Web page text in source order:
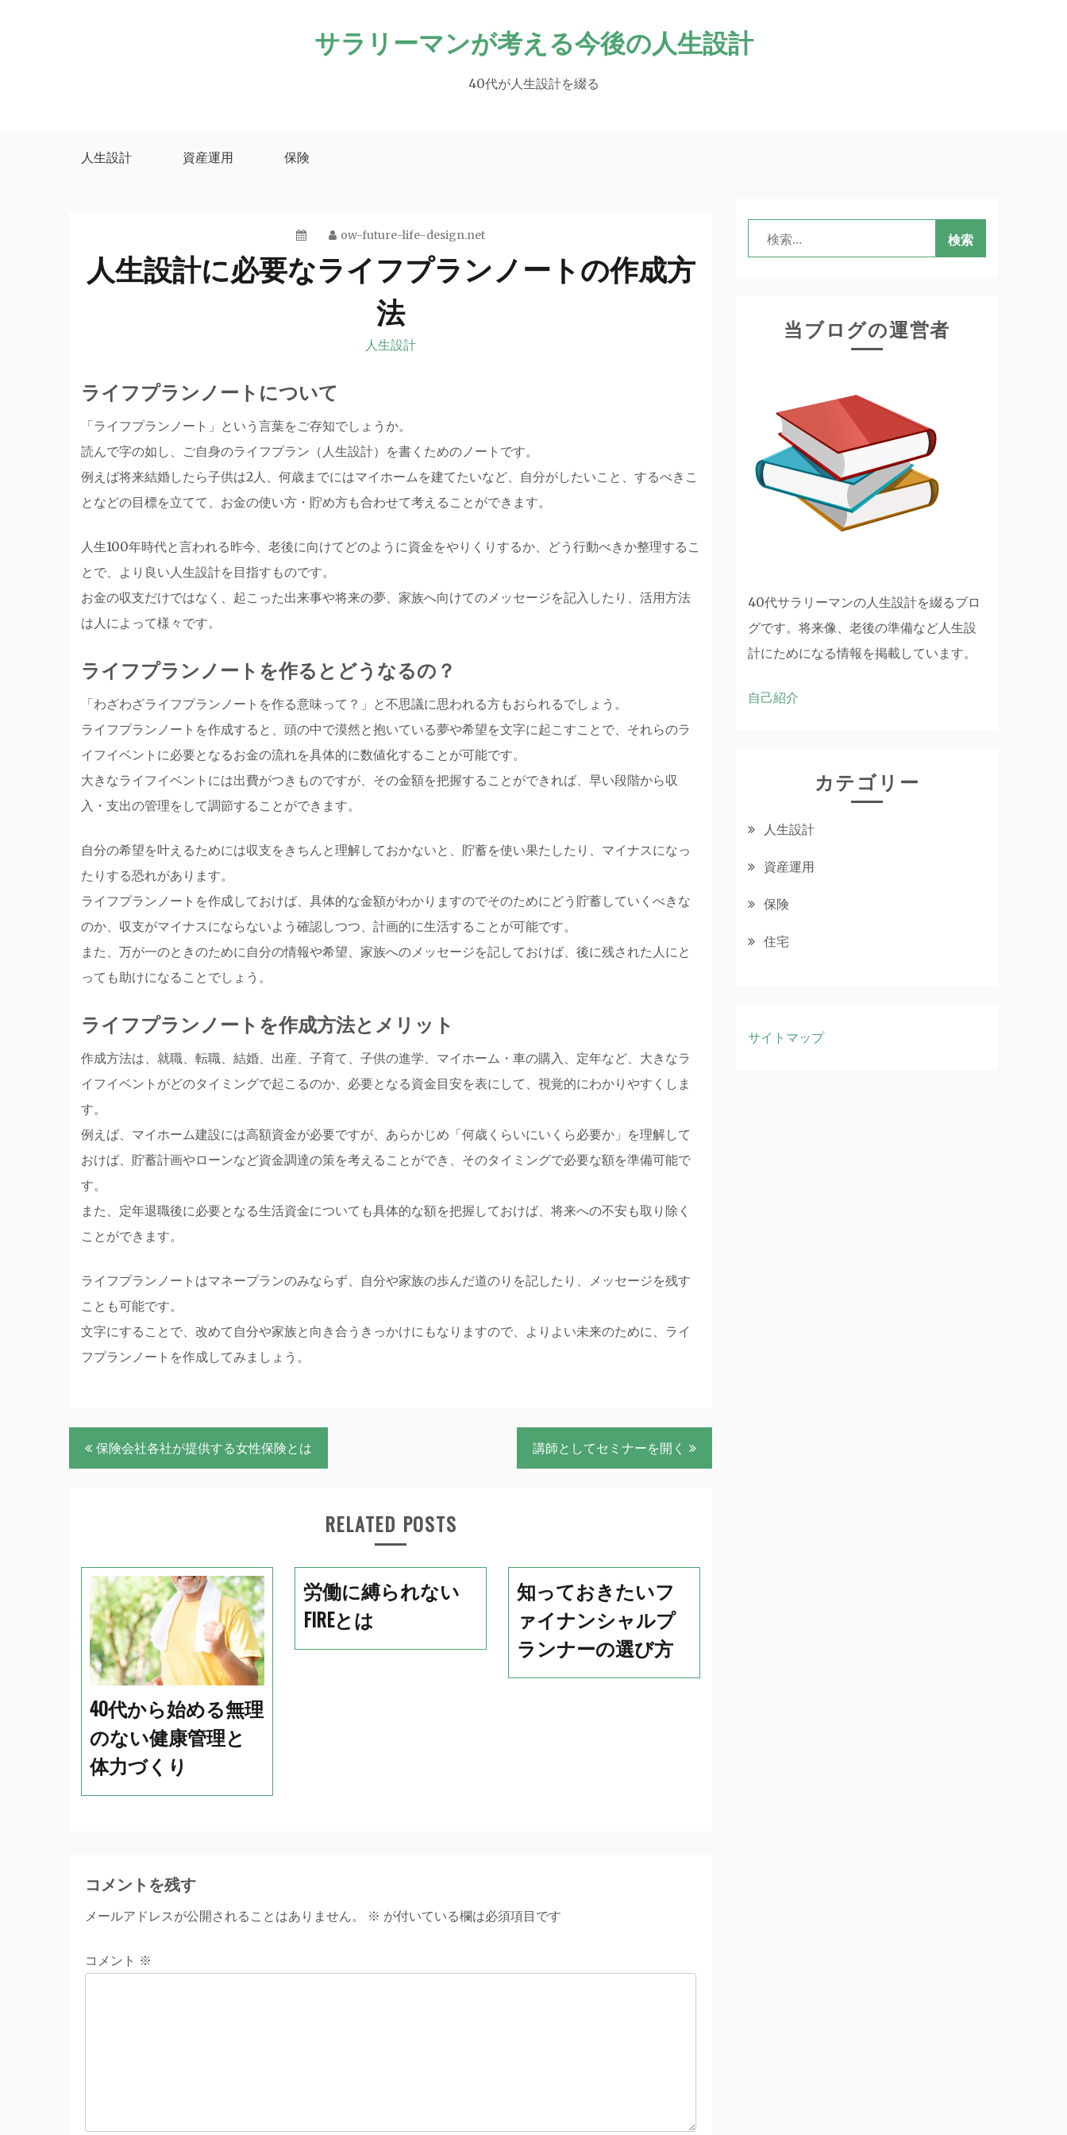
サラリーマンが考える今後の人生設計
40代が人生設計を綴る
人生設計 資産運用 保険
ow-future-life-design.net
人生設計に必要なライフプランノートの作成方
法
人生設計
ライフプランノートについて
「ライフプランノート」という言葉をご存知でしょうか。
読んで字の如し、ご自身のライフプラン（人生設計）を書くためのノートです。
例えば将来結婚したら子供は2人、何歳までにはマイホームを建てたいなど、自分がしたいこと、するべきこ
となどの目標を立てて、お金の使い方・貯め方も合わせて考えることができます。
人生100年時代と言われる昨今、老後に向けてどのように資金をやりくりするか、どう行動べきか整理するこ
とで、より良い人生設計を目指すものです。
お金の収支だけではなく、起こった出来事や将来の夢、家族へ向けてのメッセージを記入したり、活用方法
は人によって様々です。
ライフプランノートを作るとどうなるの？
「わざわざライフプランノートを作る意味って？」と不思議に思われる方もおられるでしょう。
ライフプランノートを作成すると、頭の中で漠然と抱いている夢や希望を文字に起こすことで、それらのラ
イフイベントに必要となるお金の流れを具体的に数値化することが可能です。
大きなライフイベントには出費がつきものですが、その金額を把握することができれば、早い段階から収
入・支出の管理をして調節することができます。
自分の希望を叶えるためには収支をきちんと理解しておかないと、貯蓄を使い果たしたり、マイナスになっ
たりする恐れがあります。
ライフプランノートを作成しておけば、具体的な金額がわかりますのでそのためにどう貯蓄していくべきな
のか、収支がマイナスにならないよう確認しつつ、計画的に生活することが可能です。
また、万が一のときのために自分の情報や希望、家族へのメッセージを記しておけば、後に残された人にと
っても助けになることでしょう。
ライフプランノートを作成方法とメリット
作成方法は、就職、転職、結婚、出産、子育て、子供の進学、マイホーム・車の購入、定年など、大きなラ
イフイベントがどのタイミングで起こるのか、必要となる資金目安を表にして、視覚的にわかりやすくしま
す。
例えば、マイホーム建設には高額資金が必要ですが、あらかじめ「何歳くらいにいくら必要か」を理解して
おけば、貯蓄計画やローンなど資金調達の策を考えることができ、そのタイミングで必要な額を準備可能で
す。
また、定年退職後に必要となる生活資金についても具体的な額を把握しておけば、将来への不安も取り除く
ことができます。
ライフプランノートはマネープランのみならず、自分や家族の歩んだ道のりを記したり、メッセージを残す
ことも可能です。
文字にすることで、改めて自分や家族と向き合うきっかけにもなりますので、よりよい未来のために、ライ
フプランノートを作成してみましょう。
投
稿
保険会社各社が提供する女性保険とは 講師としてセミナーを開く
RELATED POSTS
40代から始める無理
のない健康管理と
体力づくり
労働に縛られない
FIREとは
知っておきたいフ
ァイナンシャルプ
ランナーの選び方
コメントを残す
メールアドレスが公開されることはありません。 ※ が付いている欄は必須項目です
コメント ※
索:
当ブログの運営者
40代サラリーマンの人生設計を綴るブロ
グです。将来像、老後の準備など人生設
計にためになる情報を掲載しています。
自己紹介
カテゴリー
人生設計
資産運用
保険
住宅
サイトマップ